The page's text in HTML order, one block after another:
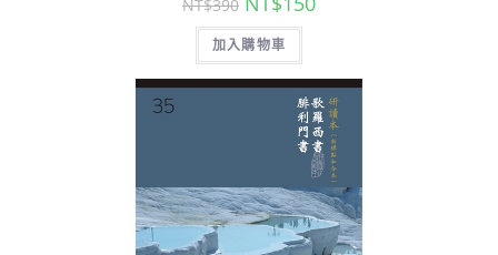
NT$390
加入購物車